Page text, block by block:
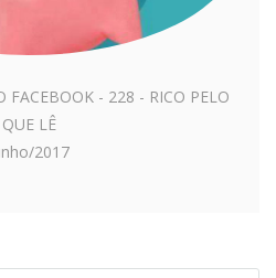
FACEBOOK - 228 - RICO PELO
QUE LÊ
2017